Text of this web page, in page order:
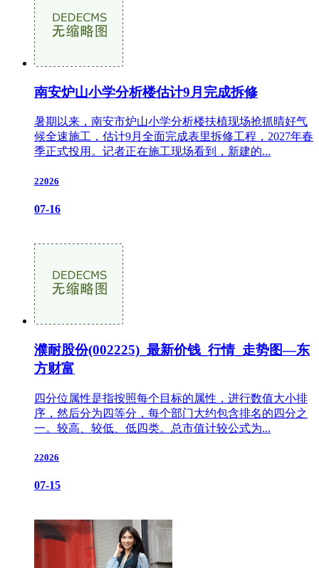
南安炉山小学分析楼估计9月完成拆修
暑期以来，南安市炉山小学分析楼扶植现场抢抓晴好气
候全速施工，估计9月全面完成表里拆修工程，2027年春
季正式投用。记者正在施工现场看到，新建的...
22026
07-16
濮耐股份(002225)_最新价钱_行情_走势图—东
方财富
四分位属性是指按照每个目标的属性，进行数值大小排
序，然后分为四等分，每个部门大约包含排名的四分之
一。较高、较低、低四类。总市值计较公式为...
22026
07-15